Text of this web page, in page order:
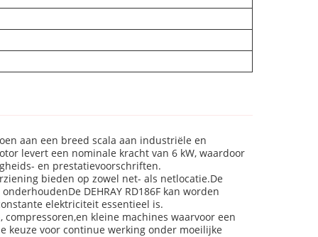
aan een breed scala aan industriële en
levert een nominale kracht van 6 kW, waardoor
en prestatievoorschriften.
bieden op zowel net- als netlocatie.De
DEHRAY RD186F kan worden
elektriciteit essentieel is.
compressoren,en kleine machines waarvoor een
voor continue werking onder moeilijke